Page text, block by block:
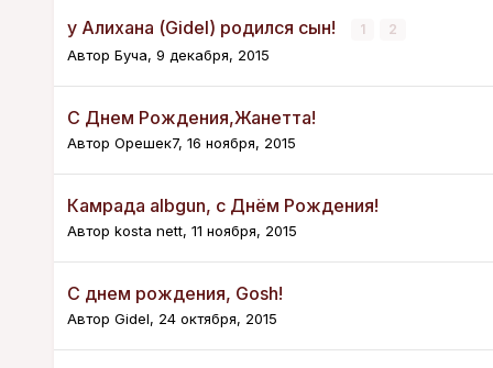
у Алихана (Gidel) родился сын! 1 2
Автор Буча, 9 декабря, 2015
C Днем Рождения,Жанетта!
Автор Орешек7, 16 ноября, 2015
Камрада albgun, с Днём Рождения!
Автор kosta nett, 11 ноября, 2015
С днем рождения, Gosh!
Автор Gidel, 24 октября, 2015